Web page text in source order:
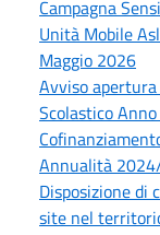
Campagna
Unità Mobile
Maggio 2026
Avviso
Scolastico
Annualità
Disposizione di
site nel